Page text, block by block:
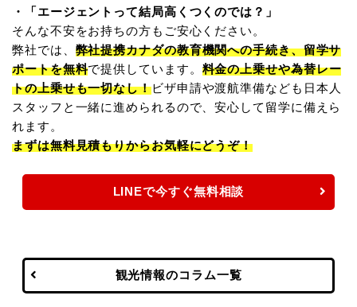
・「エージェントって結局高くつくのでは？」
そんな不安をお持ちの方もご安心ください。
弊社では、 弊社提携カナダの教育機関への手続き、留学サ
ポートを無料で提供しています。 料金の上乗せや為替レー
トの上乗せも一切なし！ビザ申請や渡航準備なども日本人
スタッフと一緒に進められるので、安心して留学に備えら
れます。
まずは無料見積もりからお気軽にどうぞ！
LINEで今すぐ無料相談
観光情報のコラム一覧